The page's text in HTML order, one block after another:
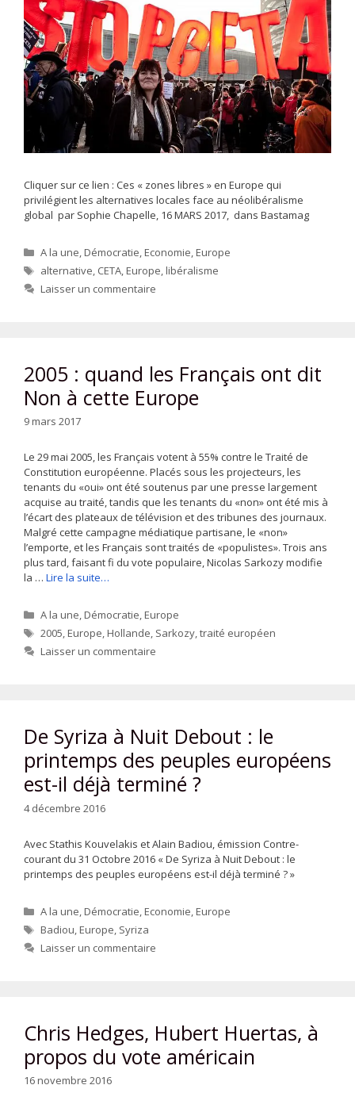
Cliquer sur ce lien : Ces « zones libres » en Europe qui
privilégient les alternatives locales face au néolibéralisme
global par Sophie Chapelle, 16 MARS 2017, dans Bastamag
Catégories
A la une,Démocratie,Economie,Europe
Étiquettes
alternative, CETA,Europe,libéralisme
Laisser un commentaire
2005 : quand les Français ont dit
Non à cette Europe
9 mars 2017
Le 29 mai 2005, les Français votent à 55% contre le Traité de
Constitution européenne. Placés sous les projecteurs, les
tenants du «oui» ont été soutenus par une presse largement
acquise au traité, tandis que les tenants du «non» ont été mis à
l’écart des plateaux de télévision et des tribunes des journaux.
Malgré cette campagne médiatique partisane, le «non»
l’emporte, et les Français sont traités de «populistes». Trois ans
plus tard, faisant fi du vote populaire, Nicolas Sarkozy modifie
la … Lire la suite…
Catégories
A la une,Démocratie,Europe
Étiquettes
2005,Europe,Hollande, Sarkozy,traité européen
Laisser un commentaire
De Syriza à Nuit Debout : le
printemps des peuples européens
est-il déjà terminé ?
4 décembre 2016
Avec Stathis Kouvelakis et Alain Badiou, émission Contre-
courant du 31 Octobre 2016 « De Syriza à Nuit Debout : le
printemps des peuples européens est-il déjà terminé ? »
Catégories
A la une,Démocratie,Economie,Europe
Étiquettes
Badiou,Europe, Syriza
Laisser un commentaire
Chris Hedges, Hubert Huertas, à
propos du vote américain
16 novembre 2016